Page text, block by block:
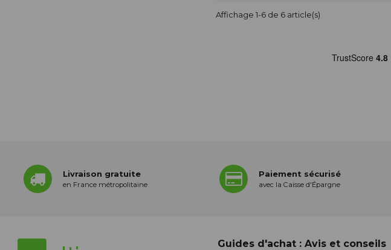
Affichage 1-6 de 6 article(s)
Livraison gratuite
en France métropolitaine
Paiement sécurisé
avec la Caisse d'Épargne
Guides d'achat : Avis et conseils